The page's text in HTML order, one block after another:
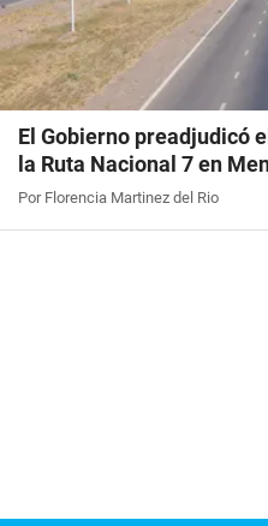
El Gobierno preadjudicó
la Ruta Nacional 7 en
Por Florencia Martinez del Rio